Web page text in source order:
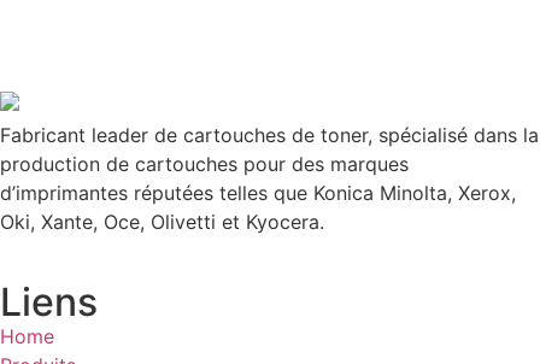
Fabricant leader de cartouches de toner, spécialisé dans la
production de cartouches pour des marques
d’imprimantes réputées telles que Konica Minolta, Xerox,
Oki, Xante, Oce, Olivetti et Kyocera.
Liens
Home